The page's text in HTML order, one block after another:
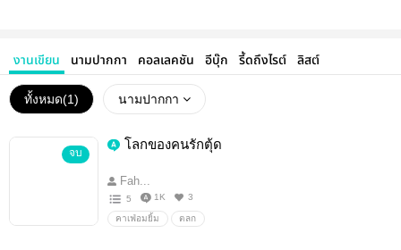
งานเขียน นามปากกา คอลเลคชัน อีบุ๊ก รี้ดถึงไรต์ ลิสต์
ทั้งหมด(1) นามปากกา
จบ
โลกของคนรักตุ้ด
Fah...
5 1K 3
คาเฟ่อมยิ้ม ตลก